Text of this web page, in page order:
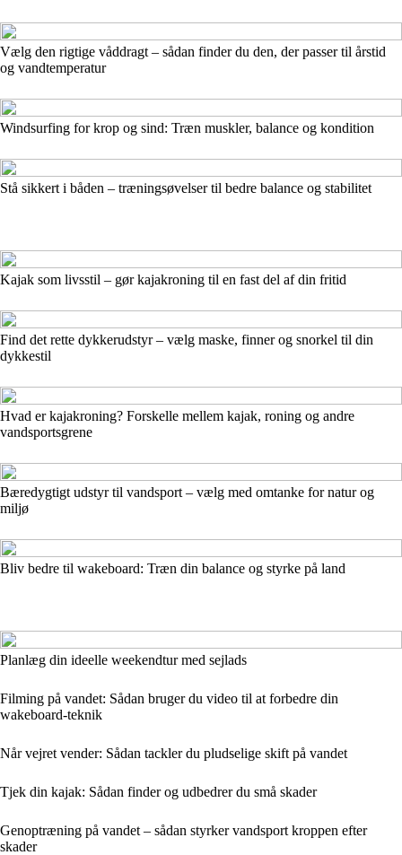
Vælg den rigtige våddragt – sådan finder du den, der passer til årstid
og vandtemperatur
Windsurfing for krop og sind: Træn muskler, balance og kondition
Stå sikkert i båden – træningsøvelser til bedre balance og stabilitet
Kajak som livsstil – gør kajakroning til en fast del af din fritid
Find det rette dykkerudstyr – vælg maske, finner og snorkel til din
dykkestil
Hvad er kajakroning? Forskelle mellem kajak, roning og andre
vandsportsgrene
Bæredygtigt udstyr til vandsport – vælg med omtanke for natur og
miljø
Bliv bedre til wakeboard: Træn din balance og styrke på land
Planlæg din ideelle weekendtur med sejlads
Filming på vandet: Sådan bruger du video til at forbedre din
wakeboard-teknik
Når vejret vender: Sådan tackler du pludselige skift på vandet
Tjek din kajak: Sådan finder og udbedrer du små skader
Genoptræning på vandet – sådan styrker vandsport kroppen efter
skader